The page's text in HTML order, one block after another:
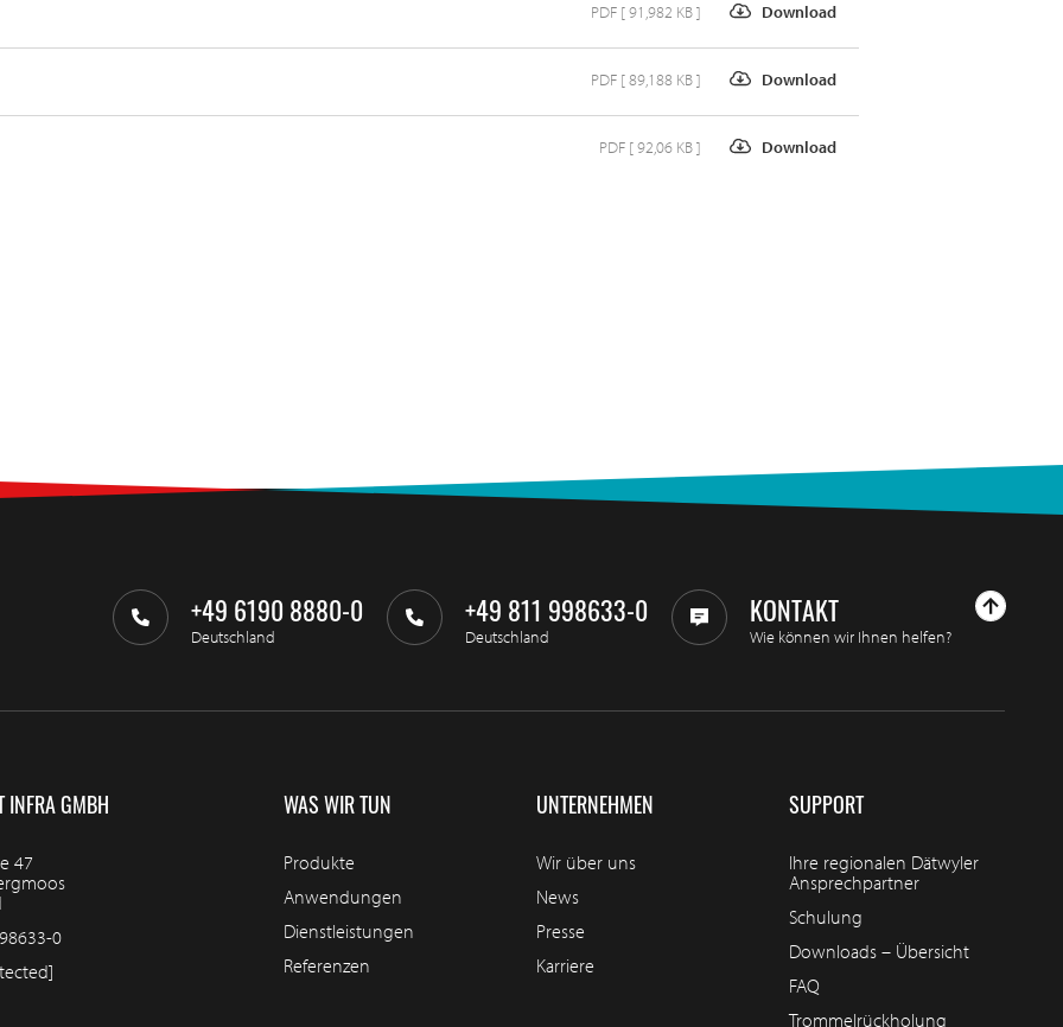
Download
PDF [ 91,982 KB ]
Download
PDF [ 89,188 KB ]
Download
PDF [ 92,06 KB ]
+49 6190 8880-0
Deutschland
+49 811 998633-0
Deutschland
KONTAKT
Wie können wir Ihnen helfen?
INFRA GMBH
47
0
WAS WIR TUN
Produkte
Anwendungen
Dienstleistungen
Referenzen
UNTERNEHMEN
Wir über uns
News
Presse
Karriere
SUPPORT
Ihre regionalen Dätwyler
Ansprechpartner
Schulung
Downloads – Übersicht
FAQ
Trommelrückholung